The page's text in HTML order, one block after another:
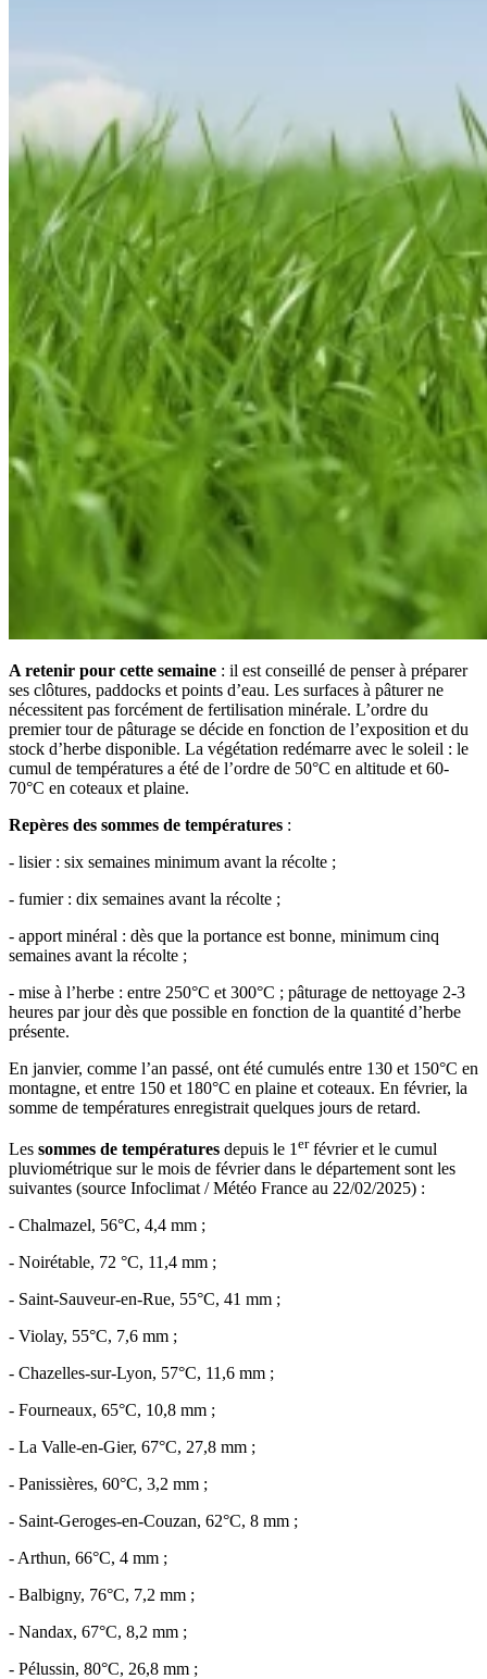
A retenir pour cette semaine : il est conseillé de penser à préparer
ses clôtures, paddocks et points d’eau. Les surfaces à pâturer ne
nécessitent pas forcément de fertilisation minérale. L’ordre du
premier tour de pâturage se décide en fonction de l’exposition et du
stock d’herbe disponible. La végétation redémarre avec le soleil : le
cumul de températures a été de l’ordre de 50°C en altitude et 60-
70°C en coteaux et plaine.
Repères des sommes de températures :
- lisier : six semaines minimum avant la récolte ;
- fumier : dix semaines avant la récolte ;
- apport minéral : dès que la portance est bonne, minimum cinq
semaines avant la récolte ;
- mise à l’herbe : entre 250°C et 300°C ; pâturage de nettoyage 2-3
heures par jour dès que possible en fonction de la quantité d’herbe
présente.
En janvier, comme l’an passé, ont été cumulés entre 130 et 150°C en
montagne, et entre 150 et 180°C en plaine et coteaux. En février, la
somme de températures enregistrait quelques jours de retard.
Les sommes de températures depuis le 1 erfévrier et le cumul
pluviométrique sur le mois de février dans le département sont les
suivantes (source Infoclimat / Météo France au 22/02/2025) :
- Chalmazel, 56°C, 4,4 mm ;
- Noirétable, 72 °C, 11,4 mm ;
- Saint-Sauveur-en-Rue, 55°C, 41 mm ;
- Violay, 55°C, 7,6 mm ;
- Chazelles-sur-Lyon, 57°C, 11,6 mm ;
- Fourneaux, 65°C, 10,8 mm ;
- La Valle-en-Gier, 67°C, 27,8 mm ;
- Panissières, 60°C, 3,2 mm ;
- Saint-Geroges-en-Couzan, 62°C, 8 mm ;
- Arthun, 66°C, 4 mm ;
- Balbigny, 76°C, 7,2 mm ;
- Nandax, 67°C, 8,2 mm ;
- Pélussin, 80°C, 26,8 mm ;